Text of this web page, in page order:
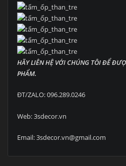
HÃY LIÊN HỆ VỚI CHÚNG TÔI ĐỂ
PHẨM.
ĐT/ZALO: 096.289.0246
Web: 3sdecor.vn
Email: 3sdecor.vn@gmail.com